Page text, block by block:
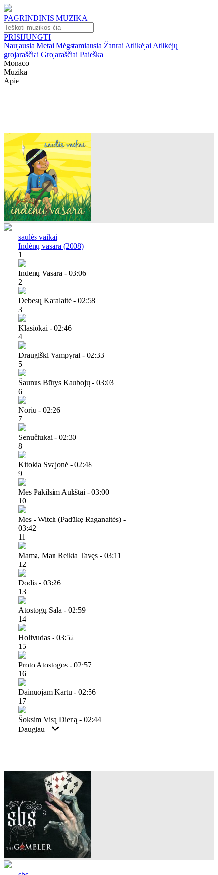
PAGRINDINIS MUZIKA
PRISIJUNGTI
Naujausia Metai Mėgstamiausia Žanrai Atlikėjai Atlikėjų
grojaraščiai Grojaraščiai Paieška
Monaco
Muzika
Apie
saulės vaikai
Indėnų vasara (2008)
1
Indėnų Vasara - 03:06
2
Debesų Karalaitė - 02:58
3
Klasiokai - 02:46
4
Draugiški Vampyrai - 02:33
5
Šaunus Būrys Kaubojų - 03:03
6
Noriu - 02:26
7
Senučiukai - 02:30
8
Kitokia Svajonė - 02:48
9
Mes Pakilsim Aukštai - 03:00
10
Mes - Witch (padūkę Raganaitės) -
03:42
11
Mama, Man Reikia Tavęs - 03:11
12
Dodis - 03:26
13
Atostogų Sala - 02:59
14
Holivudas - 03:52
15
Proto Atostogos - 02:57
16
Dainuojam Kartu - 02:56
17
Šoksim Visą Dieną - 02:44
Daugiau